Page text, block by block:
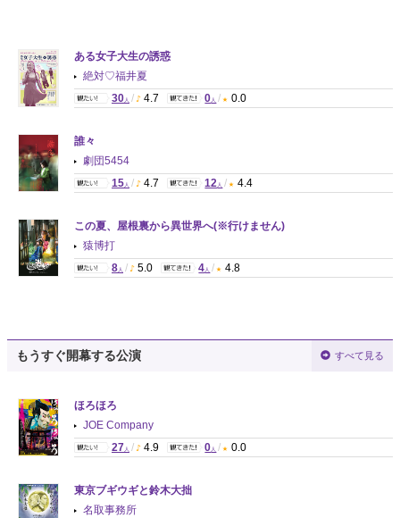
ある女子大生の誘惑
絶対♡福井夏
30 人 / 4.7 0 人 / 0.0
誰々
劇団5454
15 人 / 4.7 12 人 / 4.4
この夏、屋根裏から異世界へ(※行けません)
猿博打
8 人 / 5.0 4 人 / 4.8
もうすぐ開幕する公演 すべて見る
ほろほろ
JOE Company
27 人 / 4.9 0 人 / 0.0
東京ブギウギと鈴木大拙
名取事務所